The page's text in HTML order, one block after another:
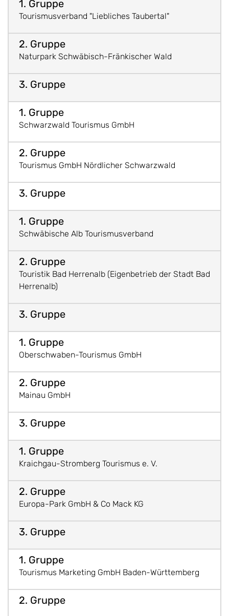
Tourismusverband "Liebliches Taubertal"
Naturpark Schwäbisch-Fränkischer Wald
Schwarzwald Tourismus GmbH
Tourismus GmbH Nördlicher Schwarzwald
Schwäbische Alb Tourismusverband
Touristik Bad Herrenalb (Eigenbetrieb der Stadt Bad
Herrenalb)
Oberschwaben-Tourismus GmbH
Mainau GmbH
Kraichgau-Stromberg Tourismus e. V.
Europa-Park GmbH & Co Mack KG
Tourismus Marketing GmbH Baden-Württemberg